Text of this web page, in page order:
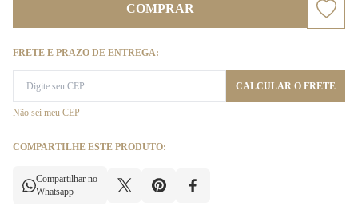
COMPRAR
FRETE E PRAZO DE ENTREGA:
CALCULAR O FRETE
Não sei meu CEP
COMPARTILHE ESTE PRODUTO:
Compartilhar no
Whatsapp